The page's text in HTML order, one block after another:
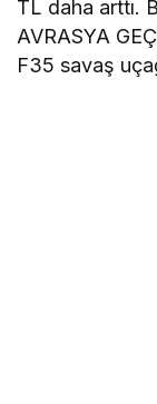
TL daha arttı.
AVRASYA
F35 savaş